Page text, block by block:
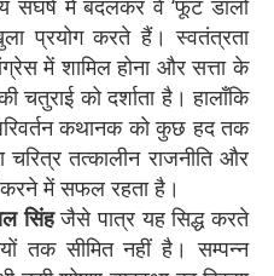
संघर्ष में बदलकर वे ‘फूट डालो
प्रयोग करते हैं। स्वतंत्रता
में शामिल होना और सत्ता के
चतुराई को दर्शाता है। हालाँकि
कथानक को कुछ हद तक
तत्कालीन राजनीति और
में सफल रहता है।
सिंहजैसे पात्र यह सिद्ध करते
तक सीमित नहीं है। सम्पन्न